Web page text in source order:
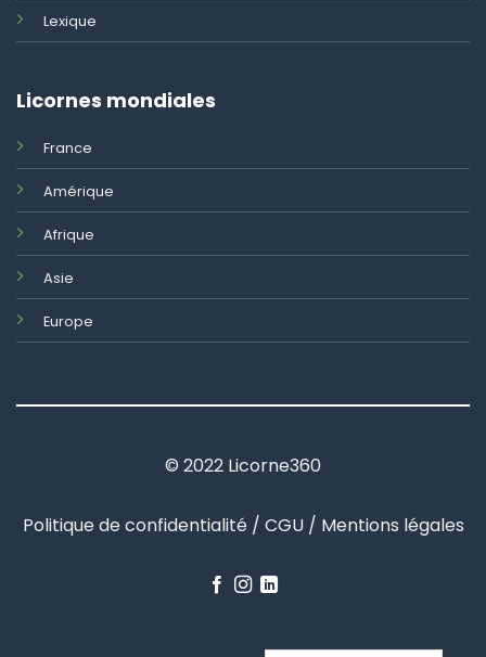
Lexique
Licornes mondiales
France
Amérique
Afrique
Asie
Europe
© 2022 Licorne360
Politique de confidentialité / CGU / Mentions légales